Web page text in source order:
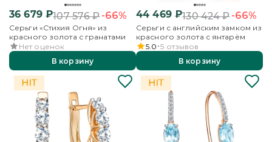
36 679₽107 576₽-66%
Серьги «Стихия Огня» из
красного золота с гранатами
Нет оценок
В корзину
44 469₽130 424₽-66%
Серьги с английским замком из
красного золота с янтарём
5.0 5 отзывов
В корзину